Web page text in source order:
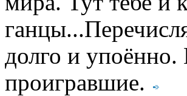
долго и упоённо.
проигравшие.